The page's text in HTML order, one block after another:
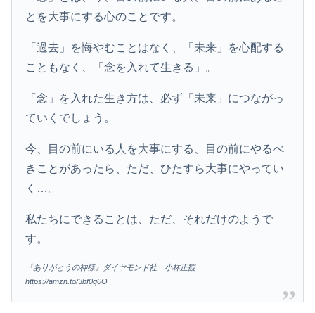
とを大事にする心のことです。
「過去」を悔やむことはなく、「未来」を心配する
こともなく、「念を入れて生きる」。
「念」を入れた生き方は、必ず「未来」につながっ
ていくでしょう。
今、目の前にいる人を大事にする、目の前にやるべ
きことがあったら、ただ、ひたすら大事にやってい
く…。
私たちにできることは、ただ、それだけのようで
す。
『ありがとうの神様』ダイヤモンド社 小林正観
https://amzn.to/3bf0q0O